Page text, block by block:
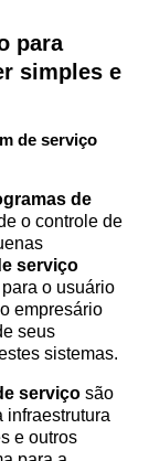
para
simples e
de serviço
de
o controle de
serviço
o usuário
empresário
seus
sistemas.
serviço são
infraestrutura
e outros